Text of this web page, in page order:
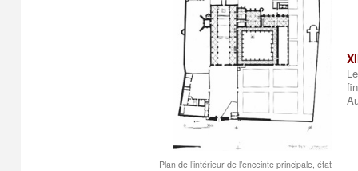
Plan de l’intérieur de l’enceinte principale, état